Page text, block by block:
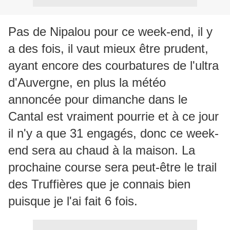
Pas de Nipalou pour ce week-end, il y
a des fois, il vaut mieux être prudent,
ayant encore des courbatures de l'ultra
d'Auvergne, en plus la météo
annoncée pour dimanche dans le
Cantal est vraiment pourrie et à ce jour
il n'y a que 31 engagés, donc ce week-
end sera au chaud à la maison. La
prochaine course sera peut-être le trail
des Truffières que je connais bien
puisque je l'ai fait 6 fois.